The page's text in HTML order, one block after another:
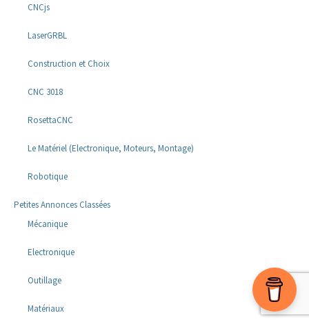
CNCjs
LaserGRBL
Construction et Choix
CNC 3018
RosettaCNC
Le Matériel (Electronique, Moteurs, Montage)
Robotique
Petites Annonces Classées
Mécanique
Electronique
Outillage
Matériaux